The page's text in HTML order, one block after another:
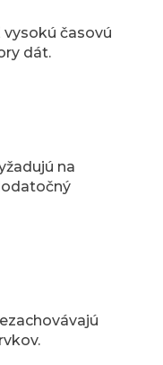
časovú
dát.
na